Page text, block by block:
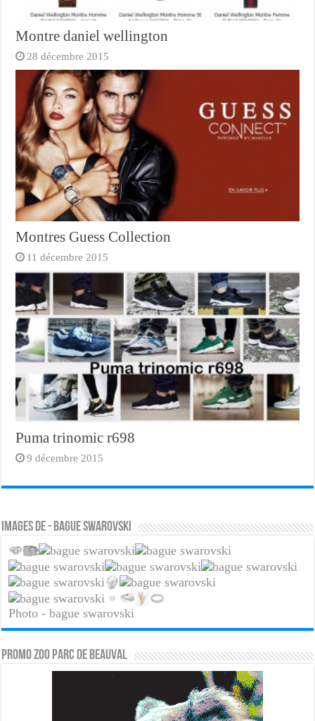
Montre daniel wellington
28 décembre 2015
Montres Guess Collection
11 décembre 2015
Puma trinomic r698
9 décembre 2015
Images de - bague swarovski
Photo - bague swarovski
PROMO ZOO PARC DE BEAUVAL